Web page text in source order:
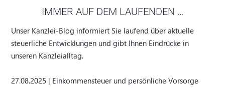
IMMER AUF DEM LAUFENDEN …
Unser Kanzlei-Blog informiert Sie laufend über aktuelle
steuerliche Entwicklungen und gibt Ihnen Eindrücke in
unseren Kanzleialltag.
27.08.2025 | Einkommensteuer und persönliche Vorsorge